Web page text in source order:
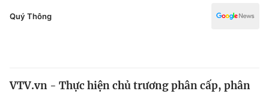
Đời sống
Quý Thông
VTV.vn - Thực hiện chủ trương phân cấp, phân